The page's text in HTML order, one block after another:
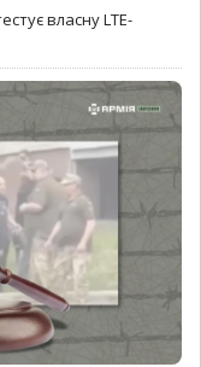
власну LTE-